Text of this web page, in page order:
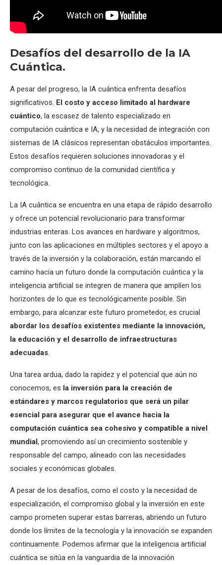
Desafíos del desarrollo de la IA
Cuántica.
A pesar del progreso, la IA cuántica enfrenta desafíos
significativos. El costo y acceso limitado al hardware
cuántico, la escasez de talento especializado en
computación cuántica e IA, y la necesidad de integración con
sistemas de IA clásicos representan obstáculos importantes.
Estos desafíos requieren soluciones innovadoras y el
compromiso continuo de la comunidad científica y
tecnológica.
La IA cuántica se encuentra en una etapa de rápido desarrollo
y ofrece un potencial revolucionario para transformar
industrias enteras. Los avances en hardware y algoritmos,
junto con las aplicaciones en múltiples sectores y el apoyo a
través de la inversión y la colaboración, están marcando el
camino hacia un futuro donde la computación cuántica y la
inteligencia artificial se integren de manera que amplíen los
horizontes de lo que es tecnológicamente posible. Sin
embargo, para alcanzar este futuro prometedor, es crucial
abordar los desafíos existentes mediante la innovación,
la educación y el desarrollo de infraestructuras
adecuadas.
Una tarea ardua, dado la rapidez y el potencial que aún no
conocemos, es la inversión para la creación de
estándares y marcos regulatorios que será un pilar
esencial para asegurar que el avance hacia la
computación cuántica sea cohesivo y compatible a nivel
mundial, promoviendo así un crecimiento sostenible y
responsable del campo, alineado con las necesidades
sociales y económicas globales.
A pesar de los desafíos, como el costo y la necesidad de
especialización, el compromiso global y la inversión en este
campo prometen superar estas barreras, abriendo un futuro
donde los límites de la tecnología y la innovación se expanden
continuamente. Podemos afirmar que la inteligencia artificial
cuántica se sitúa en la vanguardia de la innovación